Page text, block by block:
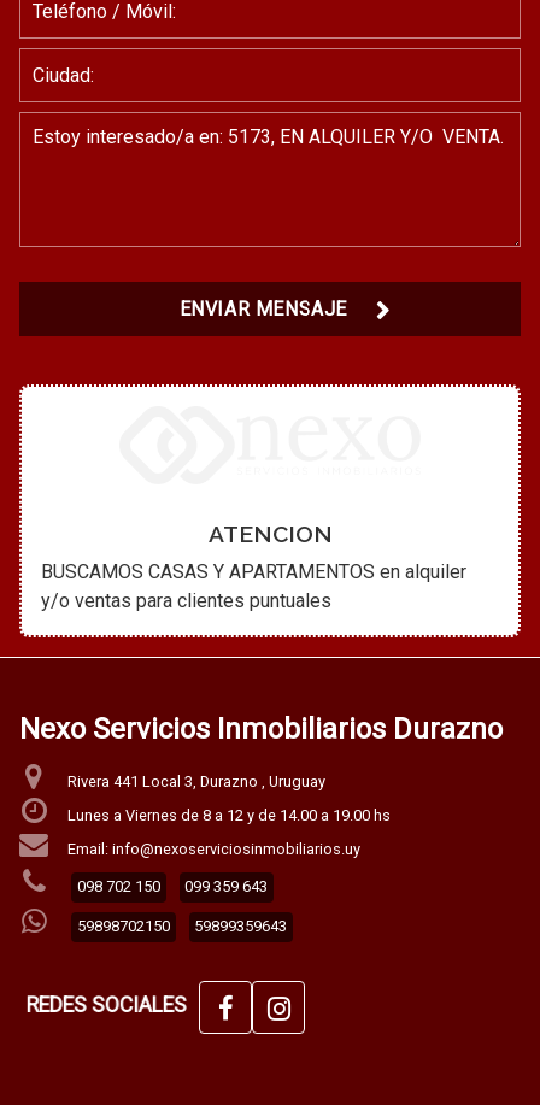
ENVIAR MENSAJE
ATENCION
BUSCAMOS CASAS Y APARTAMENTOS en alquiler
y/o ventas para clientes puntuales
Nexo Servicios Inmobiliarios Durazno
Rivera 441 Local 3, Durazno , Uruguay
Lunes a Viernes de 8 a 12 y de 14.00 a 19.00 hs
Email: info@nexoserviciosinmobiliarios.uy
098 702 150 099 359 643
59898702150 59899359643
REDES SOCIALES